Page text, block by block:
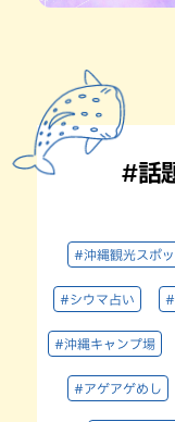
#話
#沖縄観光スポ
#シウマ占い
#沖縄キャンプ場
#アゲアゲめし